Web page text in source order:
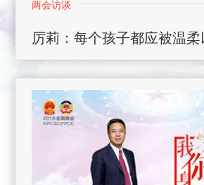
厉莉：每个孩子都应被温